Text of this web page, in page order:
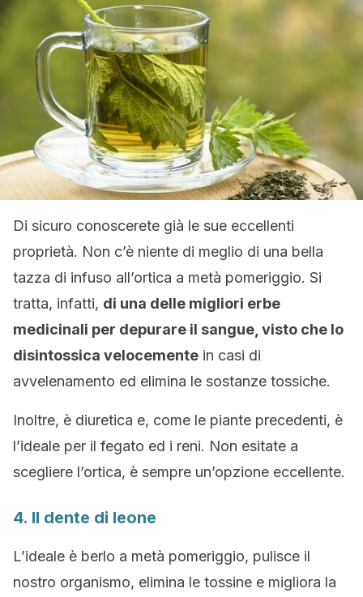
Di sicuro conoscerete già le sue eccellenti
proprietà. Non c’è niente di meglio di una bella
tazza di infuso all’ortica a metà pomeriggio. Si
tratta, infatti, di una delle migliori erbe
medicinali per depurare il sangue, visto che lo
disintossica velocemente in casi di
avvelenamento ed elimina le sostanze tossiche.
Inoltre, è diuretica e, come le piante precedenti, è
l’ideale per il fegato ed i reni. Non esitate a
scegliere l’ortica, è sempre un’opzione eccellente.
4. Il dente di leone
L’ideale è berlo a metà pomeriggio, pulisce il
nostro organismo, elimina le tossine e migliora la